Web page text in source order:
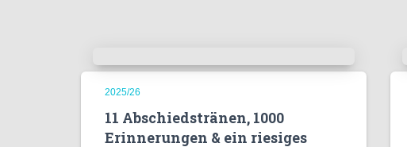
2025/26
11 Abschiedstränen, 1000
Erinnerungen & ein riesiges